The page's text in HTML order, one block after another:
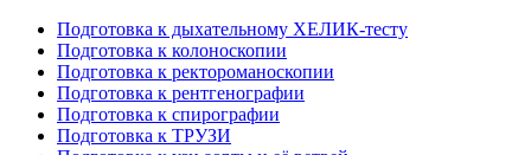
Подготовка к дыхательному ХЕЛИК-тесту
Подготовка к колоноскопии
Подготовка к ректороманоскопии
Подготовка к рентгенографии
Подготовка к спирографии
Подготовка к ТРУЗИ